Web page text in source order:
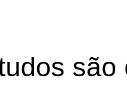
são